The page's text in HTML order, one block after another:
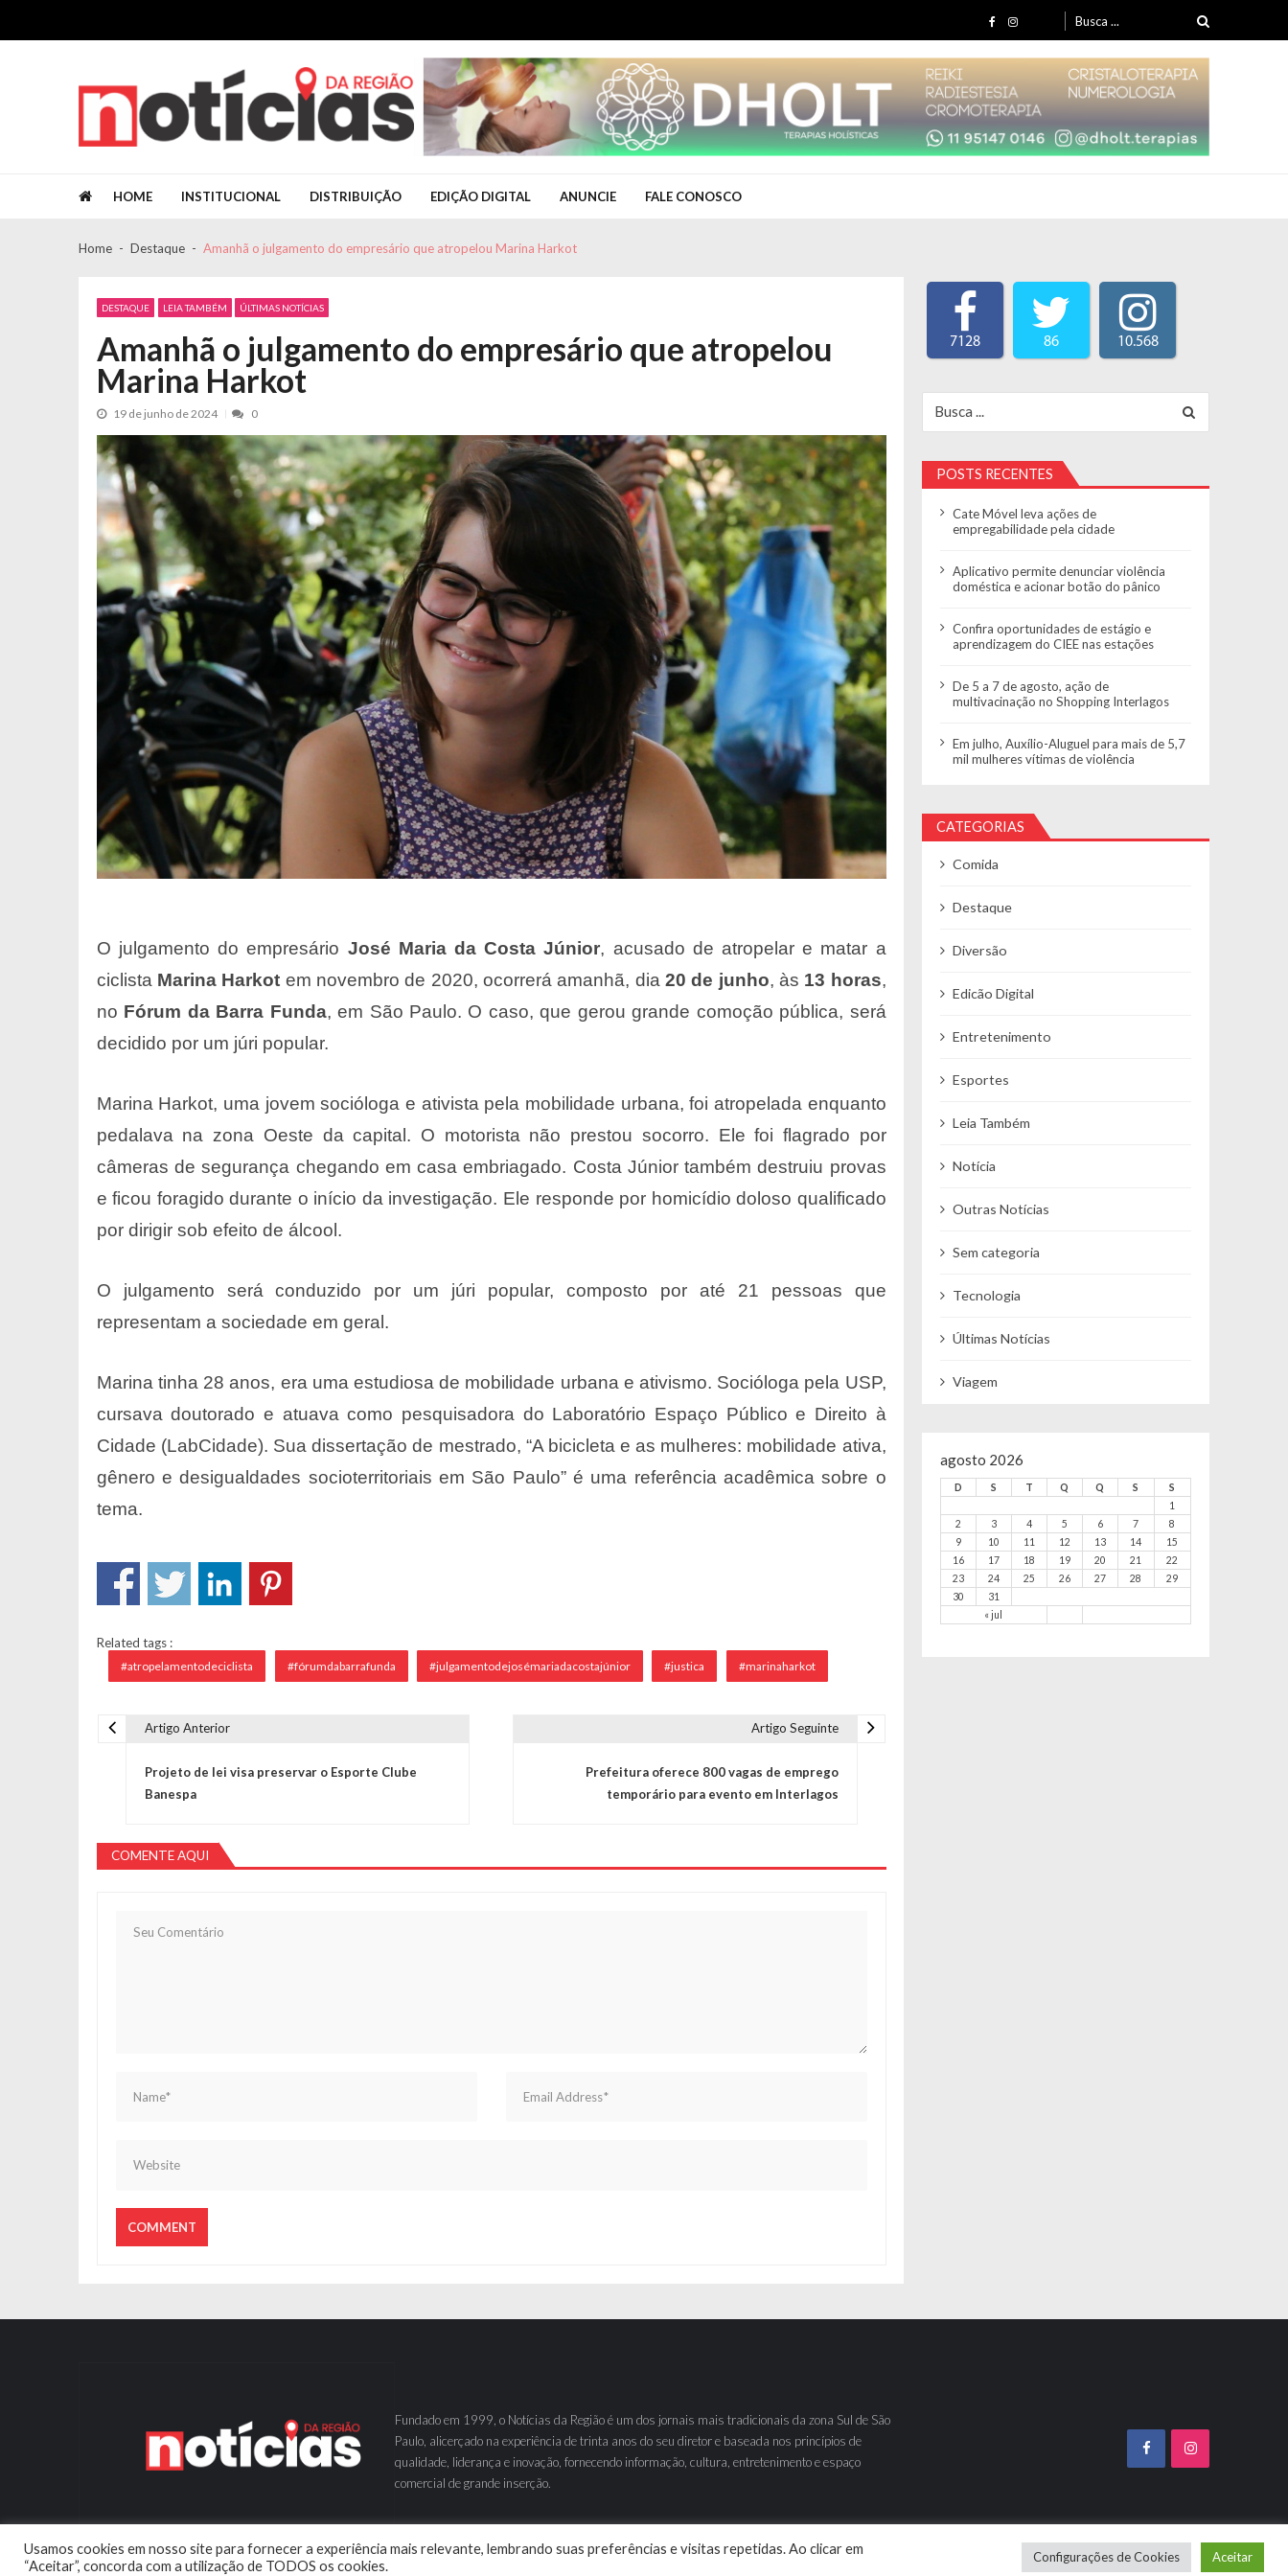
Search for:
HOME INSTITUCIONAL DISTRIBUIÇÃO EDIÇÃO DIGITAL ANUNCIE FALE CONOSCO
Home Destaque Amanhã o julgamento do empresário que atropelou Marina Harkot
DESTAQUE LEIA TAMBÉM ÚLTIMAS NOTÍCIAS
Amanhã o julgamento do empresário que atropelou
Marina Harkot
19 de junho de 2024 0
O julgamento do empresário José Maria da Costa Júnior, acusado de atropelar e matar a
ciclista Marina Harkot em novembro de 2020, ocorrerá amanhã, dia20 de junho, às 13 horas,
no Fórum da Barra Funda, em São Paulo. O caso, que gerou grande comoção pública, será
decidido por um júri popular.
Marina Harkot, uma jovem socióloga e ativista pela mobilidade urbana, foi atropelada enquanto
pedalava na zona Oeste da capital. O motorista não prestou socorro. Ele foi flagrado por
câmeras de segurança chegando em casa embriagado. Costa Júnior também destruiu provas
e ficou foragido durante o início da investigação. Ele responde por homicídio doloso qualificado
por dirigir sob efeito de álcool.
O julgamento será conduzido por um júri popular, composto por até 21 pessoas que
representam a sociedade em geral.
Marina tinha 28 anos, era uma estudiosa de mobilidade urbana e ativismo. Socióloga pela USP,
cursava doutorado e atuava como pesquisadora do Laboratório Espaço Público e Direito à
Cidade (LabCidade). Sua dissertação de mestrado, “A bicicleta e as mulheres: mobilidade ativa,
gênero e desigualdades socioterritoriais em São Paulo” é uma referência acadêmica sobre o
tema.
Related tags :
#atropelamentodeciclista #fórumdabarrafunda #julgamentodejosémariadacostajúnior #justica #marinaharkot
Artigo Anterior
Projeto de lei visa preservar o Esporte Clube
Banespa
Artigo Seguinte
Prefeitura oferece 800 vagas de emprego
temporário para evento em Interlagos
COMENTE AQUI
7128 86 10.568
POSTS RECENTES
Cate Móvel leva ações de
empregabilidade pela cidade
Aplicativo permite denunciar violência
doméstica e acionar botão do pânico
Confira oportunidades de estágio e
aprendizagem do CIEE nas estações
De 5 a 7 de agosto, ação de
multivacinação no Shopping Interlagos
Em julho, Auxílio-Aluguel para mais de 5,7
mil mulheres vítimas de violência
CATEGORIAS
Comida
Destaque
Diversão
Edicão Digital
Entretenimento
Esportes
Leia Também
Notícia
Outras Notícias
Sem categoria
Tecnologia
Últimas Notícias
Viagem
agosto 2026
D S T Q Q S S
« jul
1
2
3 4 5 6 7
8
9
10 11 12 13 14
15
16
17 18 19 20 21
22
23
24 25 26 27 28
29
30
31
Fundado em 1999, o Notícias da Região é um dos jornais mais tradicionais da zona Sul de São
Paulo, alicerçado na experiência de trinta anos do seu diretor e baseada nos princípios de
qualidade, liderança e inovação, fornecendo informação, cultura, entretenimento e espaço
comercial de grande inserção.
Usamos cookies em nosso site para fornecer a experiência mais relevante, lembrando suas preferências e visitas repetidas. Ao clicar em
“Aceitar”, concorda com a utilização de TODOS os cookies.
Configurações de Cookies Aceitar